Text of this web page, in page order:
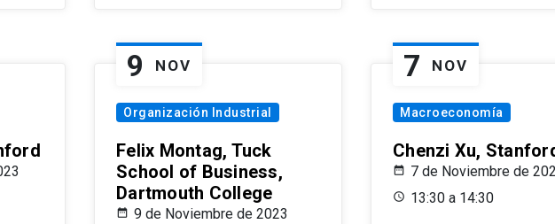
9 NOV
Organización Industrial
Felix Montag, Tuck
School of Business,
Dartmouth College
9 de Noviembre de 2023
7 NOV
Macroeconomía
Chenzi Xu,
7 de Noviembre de
13:30 a 14:30